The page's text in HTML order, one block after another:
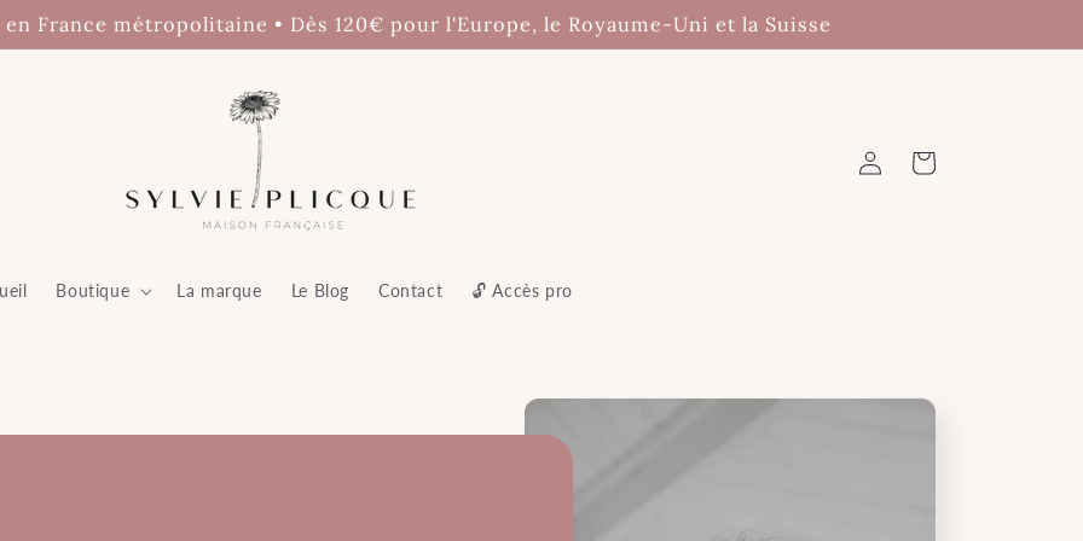
France métropolitaine • Dès 120€ pour l'Europe, le Royaume-Uni et la Suisse
Boutique La marque Le Blog Contact 🔓 Accès pro
Connexion Panier